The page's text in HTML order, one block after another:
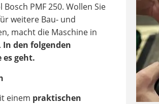
PMF 250. Wollen Sie
weitere Bau- und
macht die Maschine in
In den folgenden
es geht.
einem praktischen